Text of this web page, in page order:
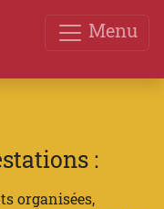
Menu
:
organisées,